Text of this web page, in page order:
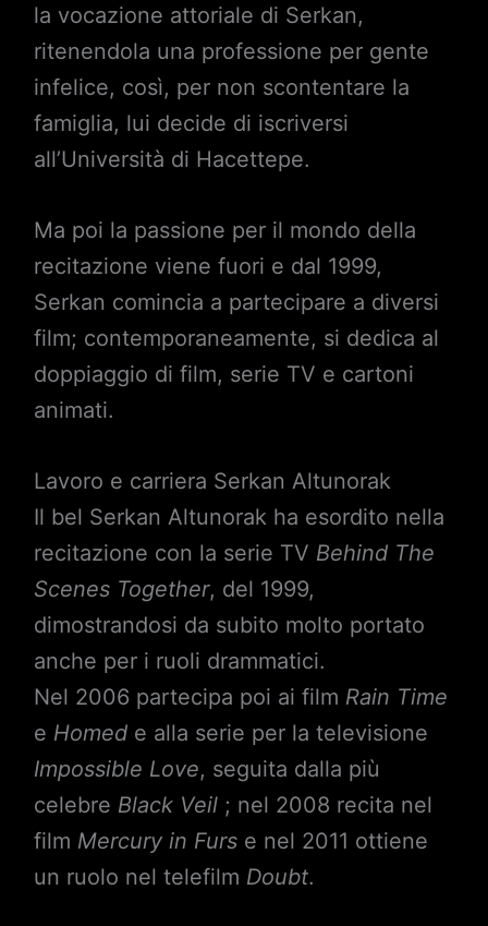
la vocazione attoriale di Serkan,
ritenendola una professione per gente
infelice, così, per non scontentare la
famiglia, lui decide di iscriversi
all’Università di Hacettepe.
Ma poi la passione per il mondo della
recitazione viene fuori e dal 1999,
Serkan comincia a partecipare a diversi
film; contemporaneamente, si dedica al
doppiaggio di film, serie TV e cartoni
animati.
Lavoro e carriera Serkan Altunorak
Il bel Serkan Altunorak ha esordito nella
recitazione con la serie TV Behind The
Scenes Together, del 1999,
dimostrandosi da subito molto portato
anche per i ruoli drammatici.
Nel 2006 partecipa poi ai film Rain Time
e Homede alla serie per la televisione
Impossible Love, seguita dalla più
celebre Black Veil; nel 2008 recita nel
film Mercury in Furse nel 2011 ottiene
un ruolo nel telefilm Doubt.